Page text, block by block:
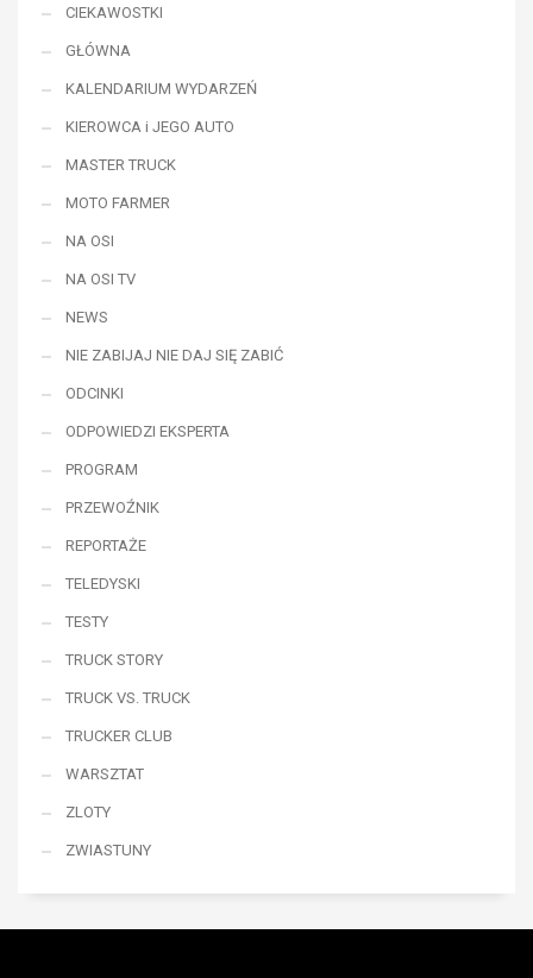
CIEKAWOSTKI
GŁÓWNA
KALENDARIUM WYDARZEŃ
KIEROWCA i JEGO AUTO
MASTER TRUCK
MOTO FARMER
NA OSI
NA OSI TV
NEWS
NIE ZABIJAJ NIE DAJ SIĘ ZABIĆ
ODCINKI
ODPOWIEDZI EKSPERTA
PROGRAM
PRZEWOŹNIK
REPORTAŻE
TELEDYSKI
TESTY
TRUCK STORY
TRUCK VS. TRUCK
TRUCKER CLUB
WARSZTAT
ZLOTY
ZWIASTUNY